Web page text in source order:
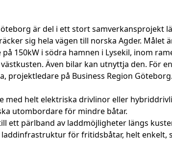
är del i ett stort samverkansprojekt
sig hela vägen till norska Agder. Målet
150kW i södra hamnen i Lysekil, inom
Även bilar kan utnyttja den. För
projektledare på Business Region Göteborg.
helt elektriska drivlinor eller
utombordare för mindre båtar.
ett pärlband av laddmöjligheter längs
för fritidsbåtar, helt enkelt,